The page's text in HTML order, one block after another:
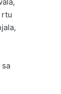
rtu
sa